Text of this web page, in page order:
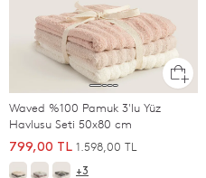
Waved %100 Pamuk 3'lu Yüz
Havlusu Seti 50x80 cm
799,00 TL 1.598,00 TL
+3